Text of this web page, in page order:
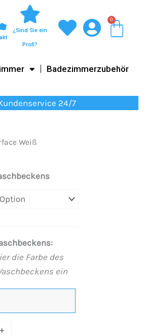
¿Sind Sie ein
Profi?
0
Badezimmerzubehör
24/7
Weiß
die Farbe des
ein
+